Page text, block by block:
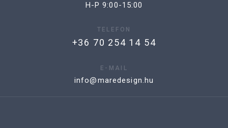
H-P 9:00-15:00
TELEFON
+36 70 254 14 54
E-MAIL
info@maredesign.hu